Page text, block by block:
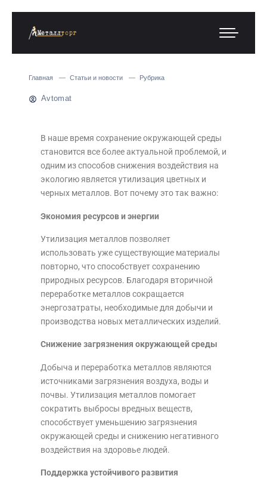
Главная Статьи и новости Рубрика
Avtomat
В наше время сохранение окружающей среды
становится все более актуальной проблемой, и
одним из способов снижения воздействия на
экологию является утилизация цветных и
черных металлов. Вот почему это так важно:
Экономия ресурсов и энергии
Утилизация металлов позволяет
использовать уже существующие материалы
повторно, что способствует сохранению
природных ресурсов. Благодаря вторичной
переработке металлов сокращается
энергозатраты, необходимые для добычи и
производства новых металлических изделий.
Снижение загрязнения окружающей среды
Добыча и переработка металлов являются
источниками загрязнения воздуха, воды и
почвы. Утилизация металлов помогает
сократить выбросы вредных веществ,
способствует уменьшению загрязнения
окружающей среды и снижению негативного
воздействия на здоровье людей.
Поддержка устойчивого развития